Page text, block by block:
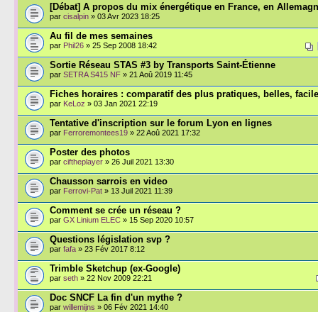
[Débat] A propos du mix énergétique en France, en
par cisalpin » 03 Avr 2023 18:25
Au fil de mes semaines
par Phil26 » 25 Sep 2008 18:42
Sortie Réseau STAS #3 by Transports Saint-Étienne
par SETRA S415 NF » 21 Aoû 2019 11:45
Fiches horaires : comparatif des plus pratiques, belles,
par KeLoz » 03 Jan 2021 22:19
Tentative d'inscription sur le forum Lyon en lignes
par Ferroremontees19 » 22 Aoû 2021 17:32
Poster des photos
par ciftheplayer » 26 Juil 2021 13:30
Chausson sarrois en video
par Ferrovi-Pat » 13 Juil 2021 11:39
Comment se crée un réseau ?
par GX Linium ELEC » 15 Sep 2020 10:57
Questions législation svp ?
par fafa » 23 Fév 2017 8:12
Trimble Sketchup (ex-Google)
par seth » 22 Nov 2009 22:21
Doc SNCF La fin d'un mythe ?
par willemijns » 06 Fév 2021 14:40